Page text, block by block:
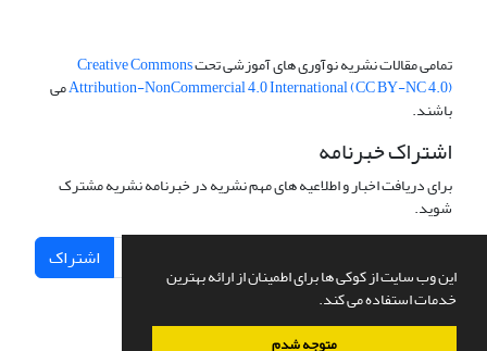
این وب سایت از کوکی ها برای اطمینان از ارائه بهترین
خدمات استفاده می کند.
متوجه شدم
تمامی مقالات نشریه نوآوری های آموزشی تحتCreative Commons
Attribution-NonCommercial 4.0 International (CC BY-NC 4.0)می
باشند.
اشتراک خبرنامه
برای دریافت اخبار و اطلاعیه های مهم نشریه در خبرنامه نشریه مشترک
شوید.
اشتراک